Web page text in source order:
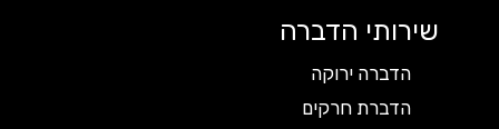
שירותי הדברה
הדברה ירוקה
הדברת חרקים